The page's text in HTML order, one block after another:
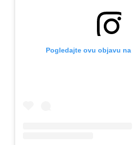
Pogledajte ovu objavu na